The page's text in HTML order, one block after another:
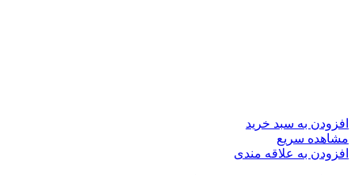
افزودن به سبد خرید
مشاهده سریع
افزودن به علاقه مندی